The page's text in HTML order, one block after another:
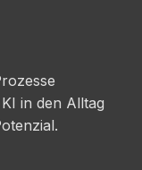
in den Alltag